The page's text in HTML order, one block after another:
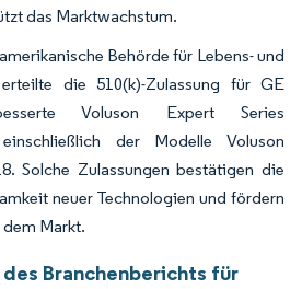
das Marktwachstum.
Behörde für Lebens- und
die 510(k)-Zulassung für GE
Voluson Expert Series
einschließlich der Modelle Voluson
Solche Zulassungen bestätigen die
neuer Technologien und fördern
Markt.
Branchenberichts für